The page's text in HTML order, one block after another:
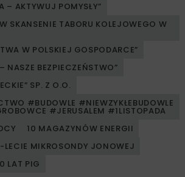
– AKTYWUJ POMYSŁY”
SKANSENIE TABORU KOLEJOWEGO W
W POLSKIEJ GOSPODARCE”
NASZE BEZPIECZEŃSTWO”
SP. Z O.O.
#BUDOWLE #NIEWZYKŁEBUDOWLE
#JERUSALEM #1LISTOPADA
10 MAGAZYNÓW ENERGII
LECIE MIKROSONDY JONOWEJ
LAT PIG